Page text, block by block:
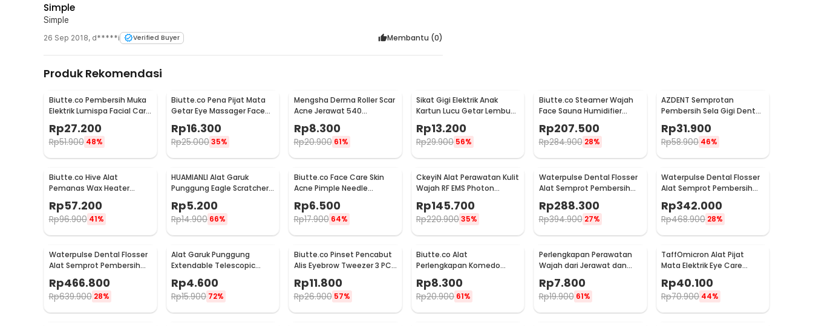
Simple
Simple
26 Sep 2018, d*****i Verified Buyer Membantu (0)
Produk Rekomendasi
Biutte.co Pembersih Muka
Elektrik Lumispa Facial Care
5in1 - JBM-8782
Rp27.200
Rp51.900 48%
Biutte.co Pena Pijat Mata
Getar Eye Massager Face
Lift Portable 0.5W - Mini 208
Rp16.300
Rp25.00035%
Mengsha Derma Roller Scar
Acne Jerawat 540
Microneedles 1.0mm -
DRS100
Rp8.300
Rp20.900 61%
Sikat Gigi Elektrik Anak
Kartun Lucu Getar Lembut
Aman Gusi Baterai AA -
H417
Rp13.200
Rp29.900 56%
Biutte.co Steamer Wajah
Face Sauna Humidifier
Cleaning Pore Nano Spray -
K33C
Rp207.500
Rp284.900 28%
AZDENT Semprotan
Pembersih Sela Gigi Dental
SPA Water Floss - SP-001
Rp31.900
Rp58.900 46%
Biutte.co Hive Alat
Pemanas Wax Heater
Warmer Waxing Pro-Wax
100 - JG-117
Rp57.200
Rp96.900 41%
HUAMIANLI Alat Garuk
Punggung Eagle Scratcher
Stainless Steel - B01ER
Rp5.200
Rp14.900 66%
Biutte.co Face Care Skin
Acne Pimple Needle
Remover Kit 4PCS - AS1
Rp6.500
Rp17.900 64%
CkeyiN Alat Perawatan Kulit
Wajah RF EMS Photon
Rejuvenation - 9902
Rp145.700
Rp220.90035%
Waterpulse Dental Flosser
Alat Semprot Pembersih
Gigi - V400Plus
Rp288.300
Rp394.900 27%
Waterpulse Dental Flosser
Alat Semprot Pembersih
Gigi 800ml - V300
Rp342.000
Rp468.900 28%
Waterpulse Dental Flosser
Alat Semprot Pembersih
Gigi 700ml - V660
Rp466.800
Rp639.900 28%
Alat Garuk Punggung
Extendable Telescopic
Stainless Steel - LJ-158
Rp4.600
Rp15.900 72%
Biutte.co Pinset Pencabut
Alis Eyebrow Tweezer 3 PCS
- HJ-E92
Rp11.800
Rp26.900 57%
Biutte.co Alat
Perlengkapan Komedo
Jerawat Blackhead 3 PCS -
PT3
Rp8.300
Rp20.900 61%
Perlengkapan Perawatan
Wajah dari Jerawat dan
Komedo Double Head 4PCS
Rp7.800
Rp19.900 61%
TaffOmicron Alat Pijat
Mata Elektrik Eye Care
Massager - XTK-018
Rp40.100
Rp70.900 44%